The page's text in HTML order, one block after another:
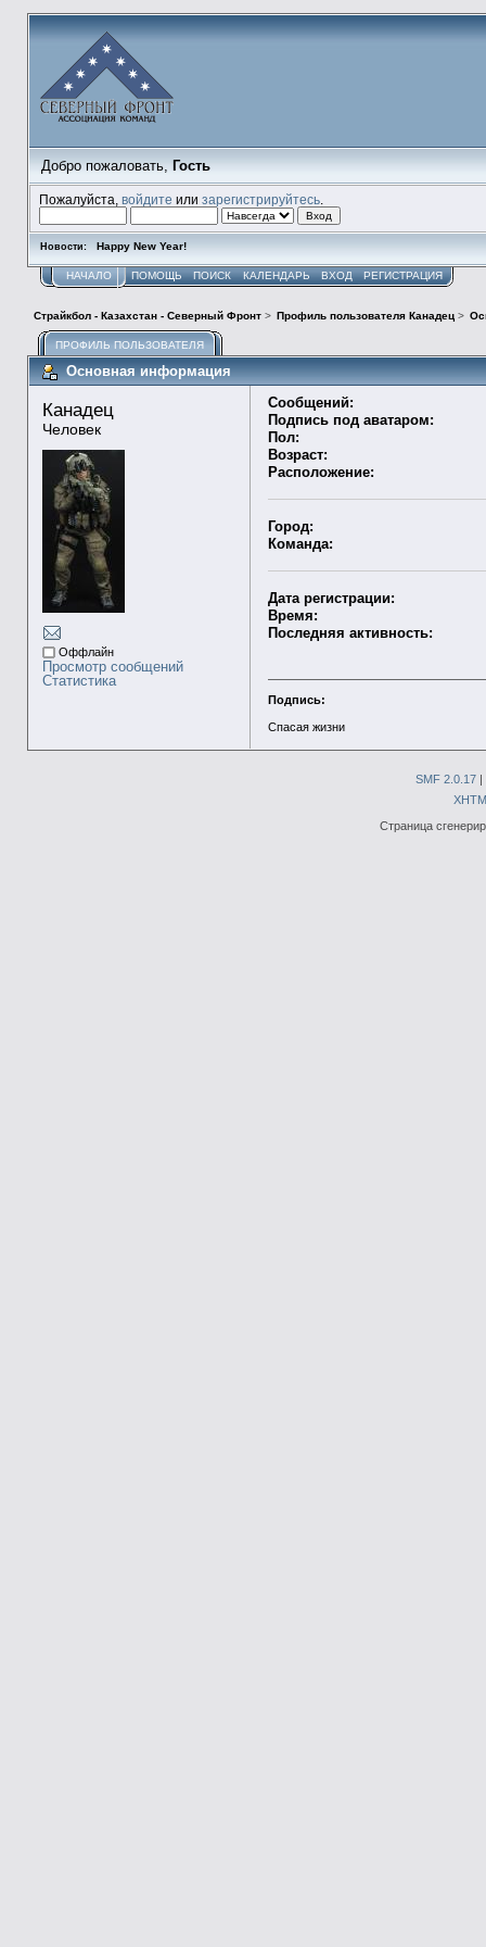
Добро пожаловать, Гость
Пожалуйста, войдите или зарегистрируйтесь.
Новости: Happy New Year!
НАЧАЛО ПОМОЩЬ ПОИСК КАЛЕНДАРЬ ВХОД РЕГИСТРАЦИЯ
Страйкбол - Казахстан - Северный Фронт> Профиль пользователя Канадец >
ПРОФИЛЬ ПОЛЬЗОВАТЕЛЯ
Основная информация
Канадец
Человек
Оффлайн
Просмотр сообщений
Статистика
Сообщений:
Подпись под аватаром:
Пол:
Возраст:
Расположение:
Город:
Команда:
Дата регистрации:
Время:
Последняя активность:
Подпись:
Спасая жизни
SMF 2.0.17 |
Страница